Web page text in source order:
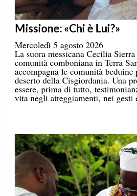
Missione: «Chi è Lui?»
Mercoledì 5 agosto 2026
La suora messicana Cecilia
comunità comboniana in Terra
accompagna le comunità beduine
deserto della Cisgiordania. Una
essere, prima di tutto,
vita negli atteggiamenti, nei gesti